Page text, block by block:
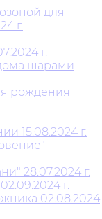
для
г.
г.
шарами
рождения
15.08.2024 г.
28.07.2024 г.
г.
02.08.2024